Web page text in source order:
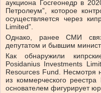
аукциона Госгеонедр в
Петролеум”, которое
осуществляется через
Limited”.
Однако, ранее СМИ
депутатом и бывшим
Как обнаружили
Posidanius Investments
Resources Fund. Несмотря
из коммерческого
основателем фигурирует